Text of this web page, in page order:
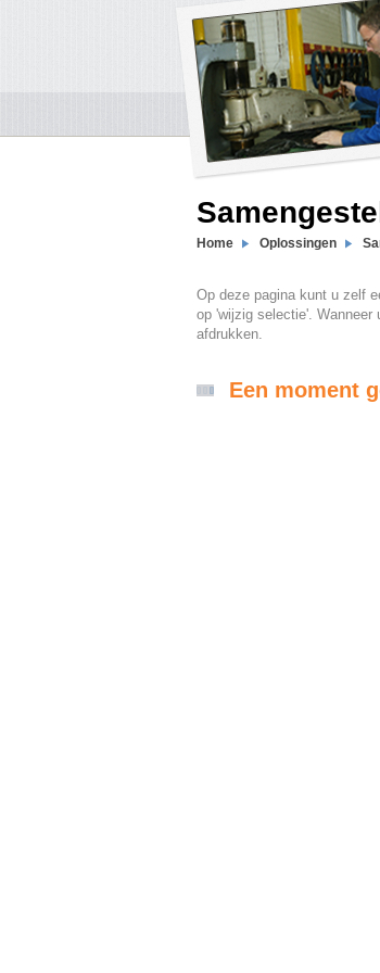
Home Oplossingen
Op deze pagina kunt u zelf
op 'wijzig selectie'.
afdrukken.
Een moment